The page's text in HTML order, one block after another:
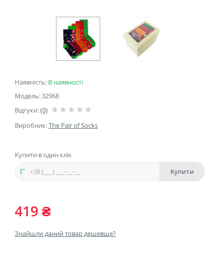
Наявність: В наявності
Модель: 32968
Відгуки:(0)
Виробник:The Pair of Socks
Купити в один клік
Купити
419 ₴
Знайшли даний товар дешевше?